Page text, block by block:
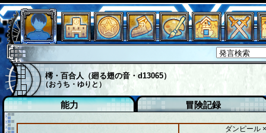
樗・百合人（廻る翅の音・d13065）
（おうち・ゆりと）
能力 冒険記録
ダンピール